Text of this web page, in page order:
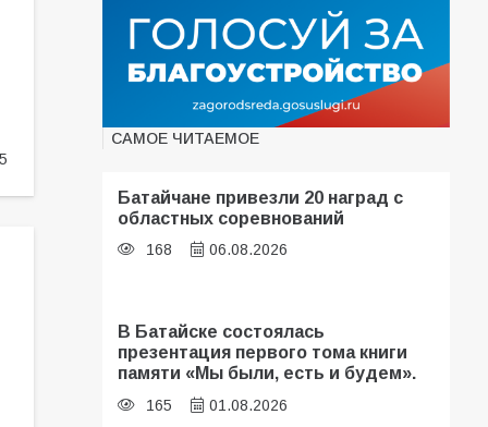
САМОЕ ЧИТАЕМОЕ
Батайчане привезли 20 наград с
областных соревнований
168 06.08.2026
В Батайске состоялась
презентация первого тома книги
памяти «Мы были, есть и будем».
165 01.08.2026